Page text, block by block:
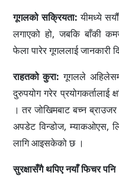
गूगलको सक्रियता: यीमध्ये
लगाएको हो, जबकि बाँकी
फेला पारेर गूगललाई जानकारी
राहतको कुरा: गूगलले
दुरुपयोग गरेर प्रयोगकर्तालाई
। तर जोखिमबाट बच्न
अपडेट विन्डोज, म्याकओएस,
लागि आइसकेको छ ।
सुरक्षासँगै थपिए नयाँ फिचर पनि